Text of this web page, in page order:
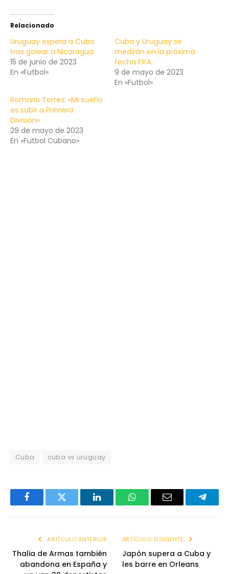
Relacionado
Uruguay espera a Cuba
tras golear a Nicaragua
15 de junio de 2023
En «Futbol»
Cuba y Uruguay se
medirán en la próxima
fecha FIFA
9 de mayo de 2023
En «Futbol»
Romario Torres: «Mi sueño
es subir a Primera
División»
29 de mayo de 2023
En «Futbol Cubano»
Cuba cuba vs uruguay
FacebookTwitter LinkedInWhatsAppEmail
ARTÍCULO ANTERIOR
Thalia de Armas también
abandona en España y
ARTÍCULO SIGUIENTE
Japón supera a Cuba y
les barre en Orleans